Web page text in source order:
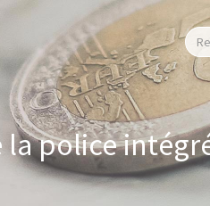
la police